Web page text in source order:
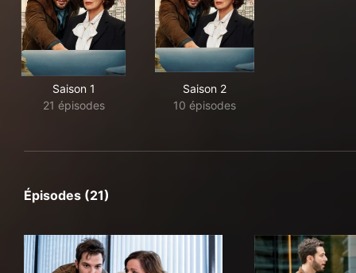
Saison 1
21 épisodes
Saison 2
10 épisodes
Épisodes (21)